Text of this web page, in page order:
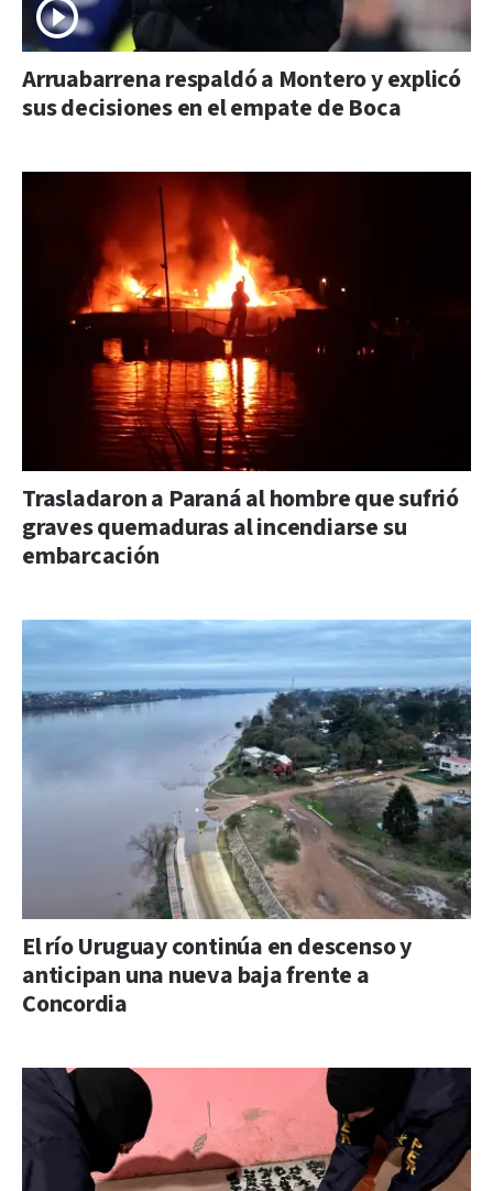
Arruabarrena respaldó a Montero y explicó
sus decisiones en el empate de Boca
Trasladaron a Paraná al hombre que sufrió
graves quemaduras al incendiarse su
embarcación
El río Uruguay continúa en descenso y
anticipan una nueva baja frente a
Concordia